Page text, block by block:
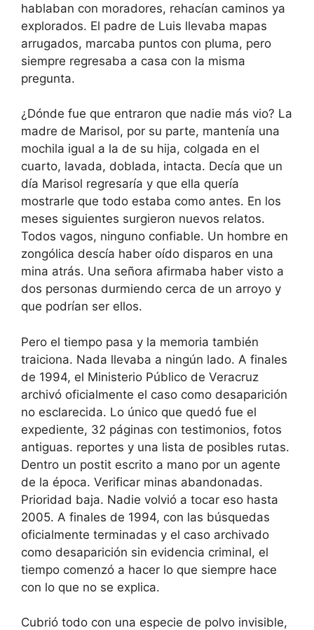
hablaban con moradores, rehacían caminos ya
explorados. El padre de Luis llevaba mapas
arrugados, marcaba puntos con pluma, pero
siempre regresaba a casa con la misma
pregunta.
¿Dónde fue que entraron que nadie más vio? La
madre de Marisol, por su parte, mantenía una
mochila igual a la de su hija, colgada en el
cuarto, lavada, doblada, intacta. Decía que un
día Marisol regresaría y que ella quería
mostrarle que todo estaba como antes. En los
meses siguientes surgieron nuevos relatos.
Todos vagos, ninguno confiable. Un hombre en
zongólica descía haber oído disparos en una
mina atrás. Una señora afirmaba haber visto a
dos personas durmiendo cerca de un arroyo y
que podrían ser ellos.
Pero el tiempo pasa y la memoria también
traiciona. Nada llevaba a ningún lado. A finales
de 1994, el Ministerio Público de Veracruz
archivó oficialmente el caso como desaparición
no esclarecida. Lo único que quedó fue el
expediente, 32 páginas con testimonios, fotos
antiguas. reportes y una lista de posibles rutas.
Dentro un postit escrito a mano por un agente
de la época. Verificar minas abandonadas.
Prioridad baja. Nadie volvió a tocar eso hasta
2005. A finales de 1994, con las búsquedas
oficialmente terminadas y el caso archivado
como desaparición sin evidencia criminal, el
tiempo comenzó a hacer lo que siempre hace
con lo que no se explica.
Cubrió todo con una especie de polvo invisible,